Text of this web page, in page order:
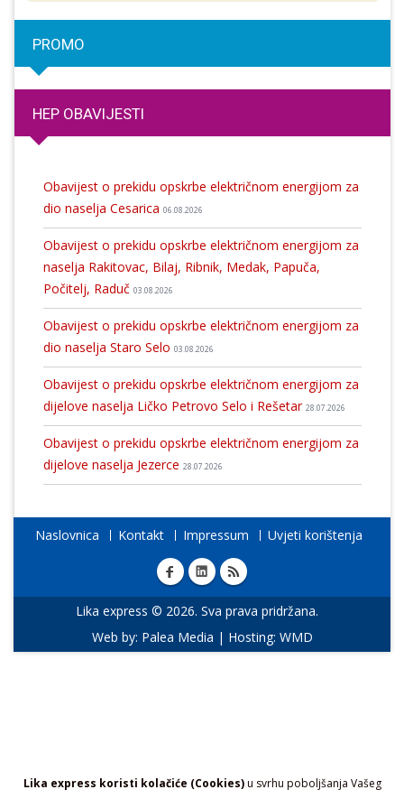
Lika express koristi kolačiće (Cookies)u svrhu poboljšanja Vašeg
PROMO
HEP OBAVIJESTI
Obavijest o prekidu opskrbe električnom energijom za
dio naselja Cesarica 06.08.2026
Obavijest o prekidu opskrbe električnom energijom za
naselja Rakitovac, Bilaj, Ribnik, Medak, Papuča,
Počitelj, Raduč 03.08.2026
Obavijest o prekidu opskrbe električnom energijom za
dio naselja Staro Selo 03.08.2026
Obavijest o prekidu opskrbe električnom energijom za
dijelove naselja Ličko Petrovo Selo i Rešetar 28.07.2026
Obavijest o prekidu opskrbe električnom energijom za
dijelove naselja Jezerce 28.07.2026
Naslovnica Kontakt Impressum Uvjeti korištenja
Lika express © 2026. Sva prava pridržana.
Web by: Palea Media | Hosting: WMD